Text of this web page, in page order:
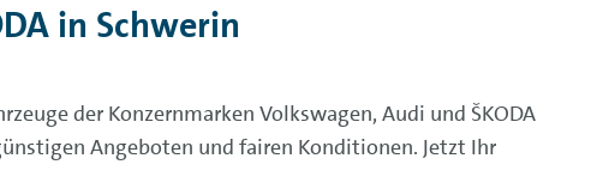
in Schwerin
der Konzernmarken Volkswagen, Audi und ŠKODA
Angeboten und fairen Konditionen. Jetzt Ihr